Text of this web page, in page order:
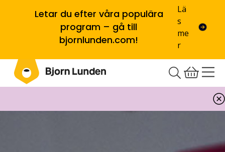
Letar du efter våra populära
program – gå till
bjornlunden.com!
Lä
s
me
r